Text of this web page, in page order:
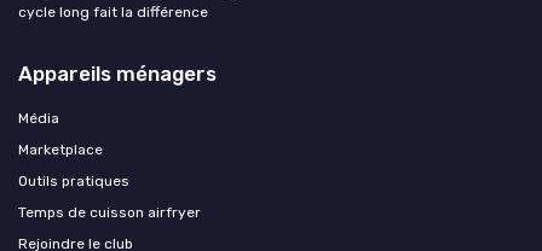
cycle long fait la différence
Appareils ménagers
Média
Marketplace
Outils pratiques
Temps de cuisson airfryer
Rejoindre le club